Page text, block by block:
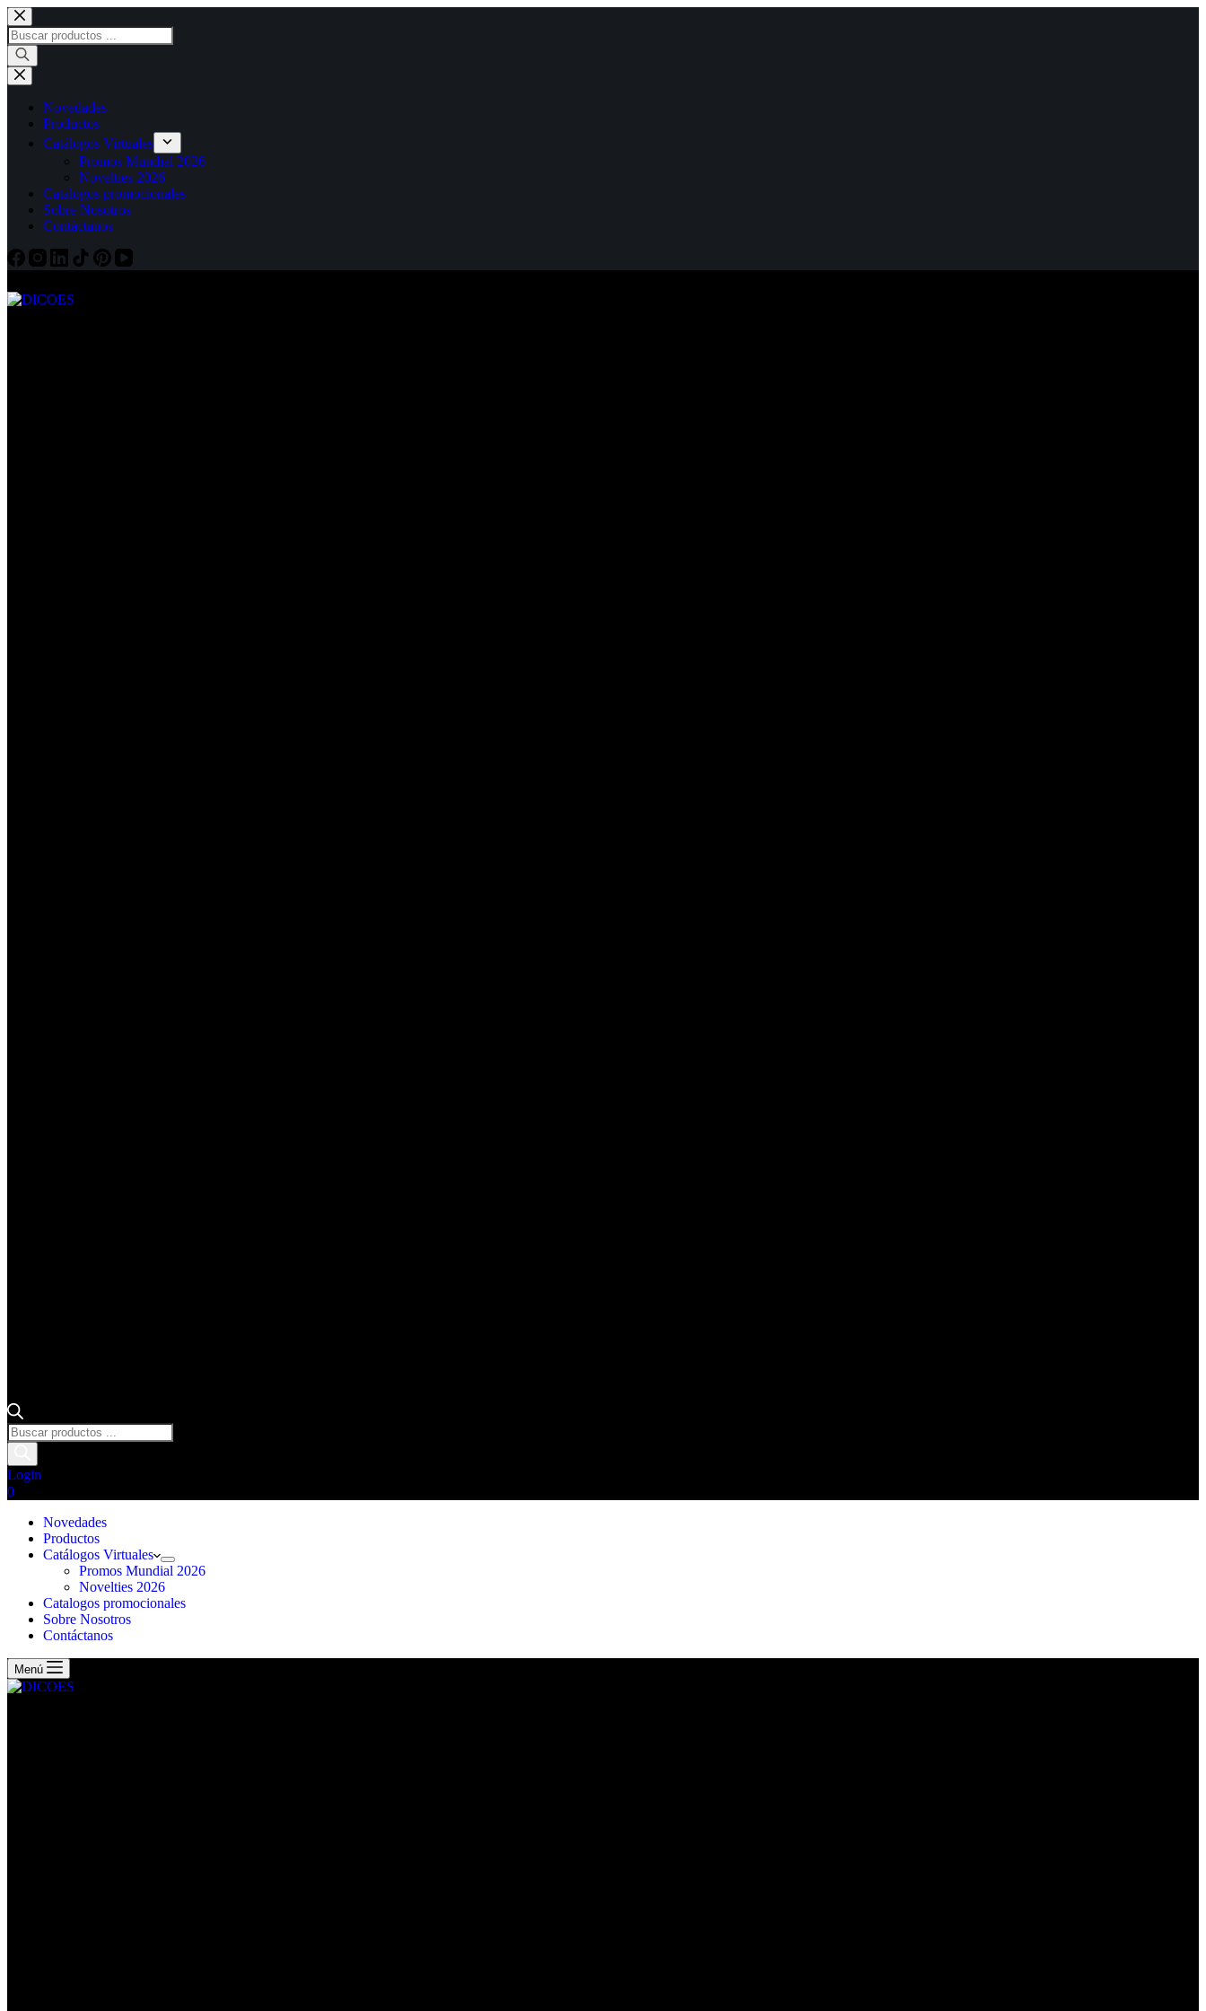
Saltar
al
contenido
Búsqueda
de
productos
Novedades
Productos
Catálogos Virtuales
Promos Mundial 2026
Novelties 2026
Catalogos promocionales
Sobre Nosotros
Contáctanos
Búsqueda
de
productos
Login
Carro
compra
0
Novedades
Productos
Catálogos Virtuales
Promos Mundial 2026
Novelties 2026
Catalogos promocionales
Sobre Nosotros
Contáctanos
Menú